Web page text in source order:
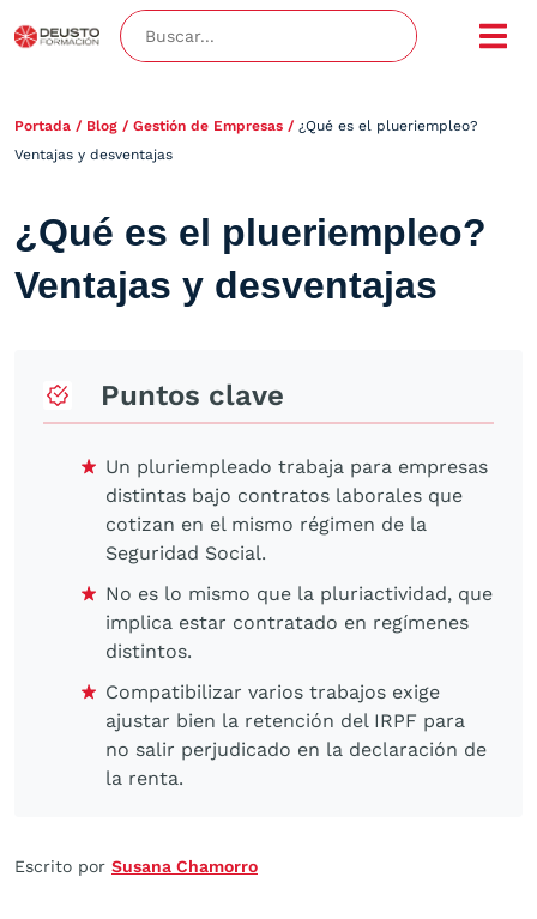
Portada / Blog / Gestión de Empresas / ¿Qué es el plueriempleo?
Ventajas y desventajas
¿Qué es el plueriempleo?
Ventajas y desventajas
Puntos clave
Un pluriempleado trabaja para empresas
distintas bajo contratos laborales que
cotizan en el mismo régimen de la
Seguridad Social.
No es lo mismo que la pluriactividad, que
implica estar contratado en regímenes
distintos.
Compatibilizar varios trabajos exige
ajustar bien la retención del IRPF para
no salir perjudicado en la declaración de
la renta.
Escrito por Susana Chamorro